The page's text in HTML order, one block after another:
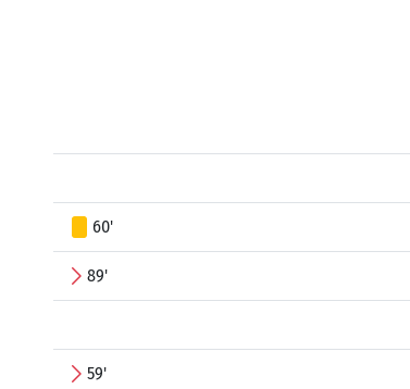
60'
89'
59'